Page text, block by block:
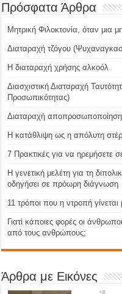
Πρόσφατα Άρθρα
Μητρική Φιλοκτονία, όταν μια
Διαταραχή τζόγου
H διαταραχή χρήσης αλκοόλ
Διασχιστική Διαταραχή
Προσωπικότητας)
Διαταραχή
Η κατάθλιψη ως η απόλυτη
7 Πρακτικές για να ηρεμήσετε
Η γενετική μελέτη για τη
οδηγήσει σε πρόωρη διάγνωση
11 τρόποι που η ντροπή
Γιατί κάποιες φορές οι
από τους ανθρώπους;
Άρθρα με Εικόνες